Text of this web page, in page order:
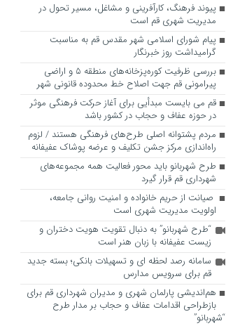
پیوند فرهنگ، کارآفرینی و مشاغل، مسیر تحول در
مدیریت شهری قم است
پیام شورای اسلامی شهر مقدس قم به مناسبت
گرامیداشت روز خبرنگار
بررسی ظرفیت کوره‌پزخانه‌های منطقه ۵ و اراضی
پیرامونی قم جهت اصلاح خط محدوده قانونی شهر
قم می بایست مبدأیی برای آغاز حرکت فرهنگی موثر
در حوزه عفاف و حجاب در کشور باشد
مردم پشتوانه اصلی طرح‌های فرهنگی هستند / لزوم
راه‌اندازی مرکز جشن تکلیف و عرضه پوشاک عفیفانه
طرح شهربانو باید محور فعالیت همه مجموعه‌های
شهرداری قم قرار گیرد
صیانت از حریم خانواده و امنیت روانی جامعه،
اولویت مدیریت شهری است
“طرح شهربانو” به دنبال تقویت هویت دختران و
زیست عفیفانه با زبان هنر است
سامانه رصد لحظه ای و تسهیلات بانکی؛ بسته جدید
قم برای سرویس مدارس
هم‌اندیشی پارلمان شهری و مدیران شهرداری قم برای
بازطراحی اقدامات عفاف و حجاب بر مدار طرح
“شهربانو”